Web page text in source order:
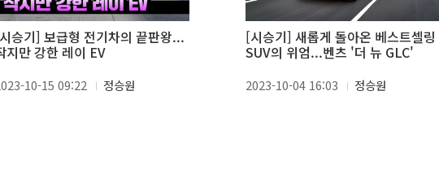
승기] 보급형 전기차의 끝판왕...
지만 강한 레이 EV
10-15 09:22 정승원
[시승기] 새롭게 돌아온 베스트셀링
SUV의 위엄...벤츠 '더 뉴 GLC'
2023-10-04 16:03 정승원